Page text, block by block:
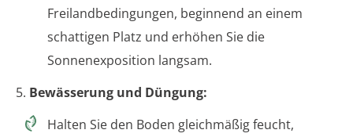
Freilandbedingungen, beginnend an einem
schattigen Platz und erhöhen Sie die
Sonnenexposition langsam.
5. Bewässerung und Düngung:
Halten Sie den Boden gleichmäßig feucht,